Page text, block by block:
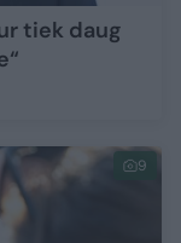
tiek daug
9